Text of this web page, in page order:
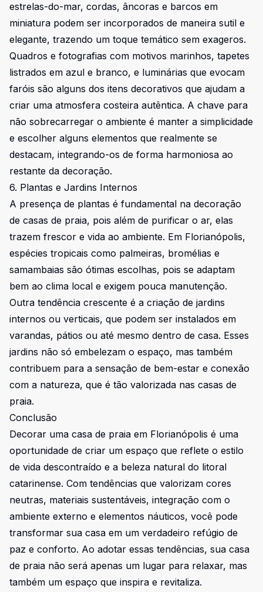
estrelas-do-mar, cordas, âncoras e barcos em
miniatura podem ser incorporados de maneira sutil e
elegante, trazendo um toque temático sem exageros.
Quadros e fotografias com motivos marinhos, tapetes
listrados em azul e branco, e luminárias que evocam
faróis são alguns dos itens decorativos que ajudam a
criar uma atmosfera costeira autêntica. A chave para
não sobrecarregar o ambiente é manter a simplicidade
e escolher alguns elementos que realmente se
destacam, integrando-os de forma harmoniosa ao
restante da decoração.
6. Plantas e Jardins Internos
A presença de plantas é fundamental na decoração
de casas de praia, pois além de purificar o ar, elas
trazem frescor e vida ao ambiente. Em Florianópolis,
espécies tropicais como palmeiras, bromélias e
samambaias são ótimas escolhas, pois se adaptam
bem ao clima local e exigem pouca manutenção.
Outra tendência crescente é a criação de jardins
internos ou verticais, que podem ser instalados em
varandas, pátios ou até mesmo dentro de casa. Esses
jardins não só embelezam o espaço, mas também
contribuem para a sensação de bem-estar e conexão
com a natureza, que é tão valorizada nas casas de
praia.
Conclusão
Decorar uma casa de praia em Florianópolis é uma
oportunidade de criar um espaço que reflete o estilo
de vida descontraído e a beleza natural do litoral
catarinense. Com tendências que valorizam cores
neutras, materiais sustentáveis, integração com o
ambiente externo e elementos náuticos, você pode
transformar sua casa em um verdadeiro refúgio de
paz e conforto. Ao adotar essas tendências, sua casa
de praia não será apenas um lugar para relaxar, mas
também um espaço que inspira e revitaliza.